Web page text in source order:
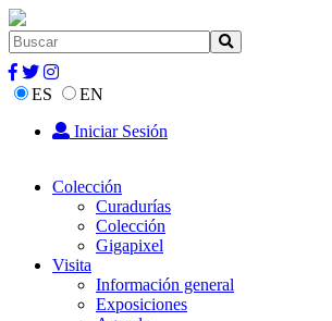
ES
EN
Iniciar Sesión
Colección
Curadurías
Colección
Gigapixel
Visita
Información general
Exposiciones